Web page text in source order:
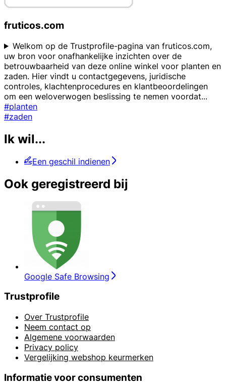
fruticos.com
Welkom op de Trustprofile-pagina van fruticos.com,
uw bron voor onafhankelijke inzichten over de
betrouwbaarheid van deze online winkel voor planten en
zaden. Hier vindt u contactgegevens, juridische
controles, klachtenprocedures en klantbeoordelingen
om een weloverwogen beslissing te nemen voordat...
#planten
#zaden
Ik wil...
Een geschil indienen
Ook geregistreerd bij
Google Safe Browsing
Trustprofile
Over Trustprofile
Neem contact op
Algemene voorwaarden
Privacy policy
Vergelijking webshop keurmerken
Informatie voor consumenten